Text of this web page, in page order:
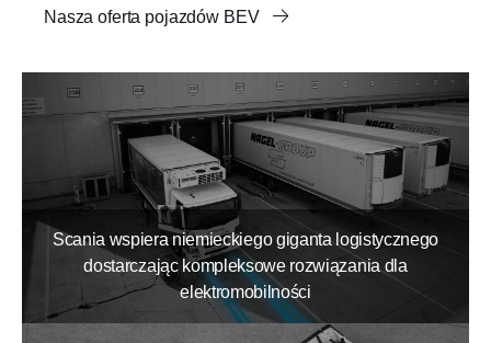
Nasza oferta pojazdów BEV
Scania wspiera niemieckiego giganta logistycznego
dostarczając kompleksowe rozwiązania dla
elektromobilności